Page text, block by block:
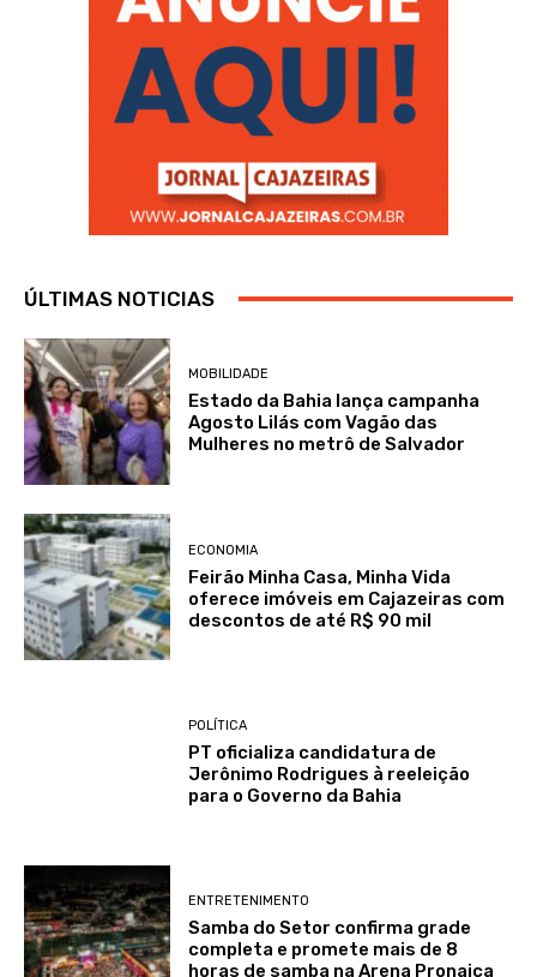
ÚLTIMAS NOTICIAS
MOBILIDADE
Estado da Bahia lança campanha
Agosto Lilás com Vagão das
Mulheres no metrô de Salvador
ECONOMIA
Feirão Minha Casa, Minha Vida
oferece imóveis em Cajazeiras com
descontos de até R$ 90 mil
POLÍTICA
PT oficializa candidatura de
Jerônimo Rodrigues à reeleição
para o Governo da Bahia
ENTRETENIMENTO
Samba do Setor confirma grade
completa e promete mais de 8
horas de samba na Arena Pronaica